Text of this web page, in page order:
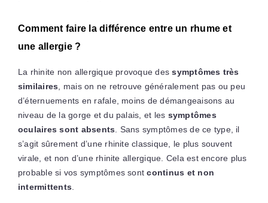
Comment faire la différence entre un rhume et
une allergie ?
La rhinite non allergique provoque des symptômes très
similaires , mais on ne retrouve généralement pas ou peu
d’éternuements en rafale, moins de démangeaisons au
niveau de la gorge et du palais, et les symptômes
oculaires sont absents . Sans symptômes de ce type, il
s’agit sûrement d’une rhinite classique, le plus souvent
virale, et non d’une rhinite allergique. Cela est encore plus
probable si vos symptômes sontcontinus et non
intermittents